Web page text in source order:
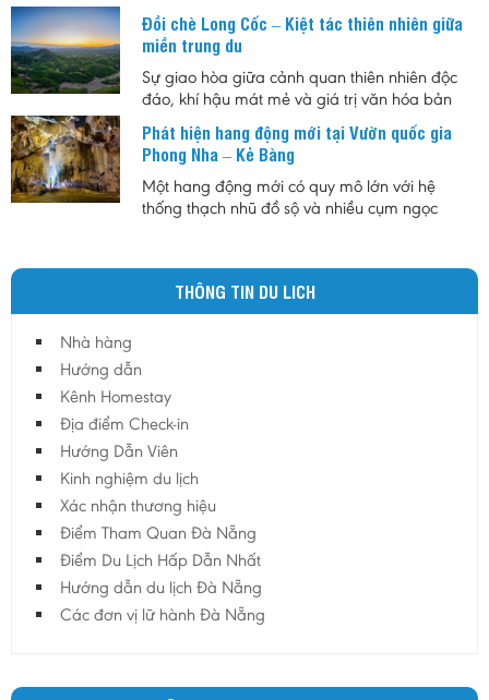
dân và du khách những trải nghiệm độc đáo
giữa không gian biển về đêm với sự kết hợp
của ánh sáng, ẩm thực và âm nhạc.
Đồi chè Long Cốc – Kiệt tác thiên nhiên giữa
miền trung du
Sự giao hòa giữa cảnh quan thiên nhiên độc
đáo, khí hậu mát mẻ và giá trị văn hóa bản
địa đã tạo nên sức hút riêng cho đồi chè Long
Cốc. Không chỉ là vùng nguyên liệu chè nổi
tiếng, nơi đây còn được xem là biểu tượng của
du lịch sinh thái Phú Thọ, góp phần quảng bá
hình ảnh vùng trung du Việt Nam đến với du
Phát hiện hang động mới tại Vườn quốc gia
Phong Nha – Kẻ Bàng
Một hang động mới có quy mô lớn với hệ
thống thạch nhũ đồ sộ và nhiều cụm ngọc
triển vọng cho công tác nghiên cứu khoa học,
bảo tồn thiên nhiên và phát triển du lịch khám
phá.
THÔNG TIN DU LICH
Nhà hàng
Hướng dẫn
Kênh Homestay
Địa điểm Check-in
Hướng Dẫn Viên
Kinh nghiệm du lịch
Xác nhận thương hiệu
Điểm Tham Quan Đà Nẵng
Điểm Du Lịch Hấp Dẫn Nhất
Hướng dẫn du lịch Đà Nẵng
Các đơn vị lữ hành Đà Nẵng